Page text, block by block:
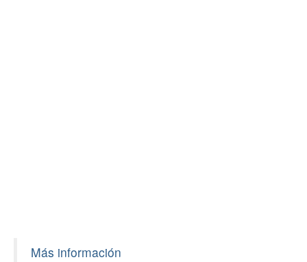
Más información